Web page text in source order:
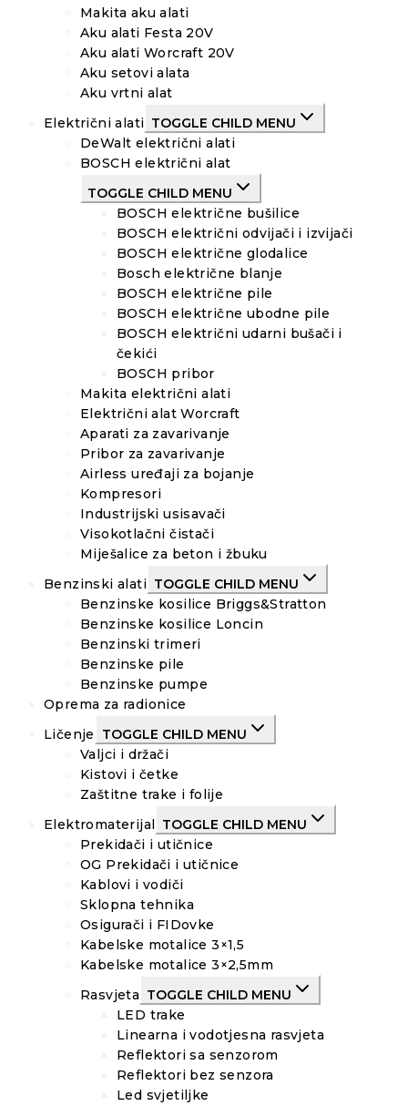
Makita aku alati
Aku alati Festa 20V
Aku alati Worcraft 20V
Aku setovi alata
Aku vrtni alat
Električni alati TOGGLE CHILD MENU
DeWalt električni alati
BOSCH električni alat
TOGGLE CHILD MENU
BOSCH električne bušilice
BOSCH električni odvijači i izvijači
BOSCH električne glodalice
Bosch električne blanje
BOSCH električne pile
BOSCH električne ubodne pile
BOSCH električni udarni bušači i
čekići
BOSCH pribor
Makita električni alati
Električni alat Worcraft
Aparati za zavarivanje
Pribor za zavarivanje
Airless uređaji za bojanje
Kompresori
Industrijski usisavači
Visokotlačni čistači
Miješalice za beton i žbuku
Benzinski alati TOGGLE CHILD MENU
Benzinske kosilice Briggs&Stratton
Benzinske kosilice Loncin
Benzinski trimeri
Benzinske pile
Benzinske pumpe
Oprema za radionice
Ličenje
TOGGLE CHILD MENU
Valjci i držači
Kistovi i četke
Zaštitne trake i folije
Elektromaterijal
TOGGLE CHILD MENU
Prekidači i utičnice
OG Prekidači i utičnice
Kablovi i vodiči
Sklopna tehnika
Osigurači i FIDovke
Kabelske motalice 3×1,5
Kabelske motalice 3×2,5mm
Rasvjeta TOGGLE CHILD MENU
LED trake
Linearna i vodotjesna rasvjeta
Reflektori sa senzorom
Reflektori bez senzora
Led svjetiljke